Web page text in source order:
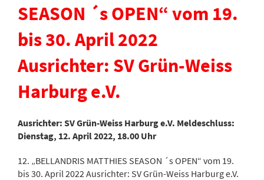
SEASON ´s OPEN“ vom 19.
bis 30. April 2022
Ausrichter: SV Grün-Weiss
Harburg e.V.
Ausrichter: SV Grün-Weiss Harburg e.V. Meldeschluss:
Dienstag, 12. April 2022, 18.00 Uhr
12. „BELLANDRIS MATTHIES SEASON ´s OPEN“ vom 19.
bis 30. April 2022 Ausrichter: SV Grün-Weiss Harburg e.V.